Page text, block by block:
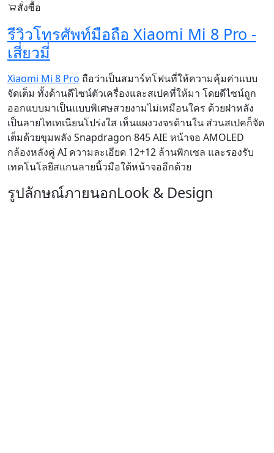
สั่งซื้อ
รีวิวโทรศัพท์มือถือ Xiaomi Mi 8 Pro -
เสี่ยวมี่
Xiaomi Mi 8 Pro ถือว่าเป็นสมาร์ทโฟนที่ให้ความคุ้มค่าแบบ
จัดเต็ม ทั้งด้านดีไซน์ตัวเครื่องและสเปคที่ให้มา โดยดีไซน์ถูก
ออกแบบมาเป็นแบบพิเศษสวยงามไม่เหมือนใคร ด้วยฝาหลัง
เป็นลายไทเทเนียนโปร่งใส เห็นแผงวงจรด้านใน ส่วนสเปคก็จัด
เต็มด้วยขุมพลัง Snapdragon 845 AIE หน้าจอ AMOLED
กล้องหลังคู่ AI ความละเอียด 12+12 ล้านพิกเซล และรองรับ
เทคโนโลยีสแกนลายนิ้วมือใต้หน้าจออีกด้วย
รูปลักษณ์ภายนอกLook & Design